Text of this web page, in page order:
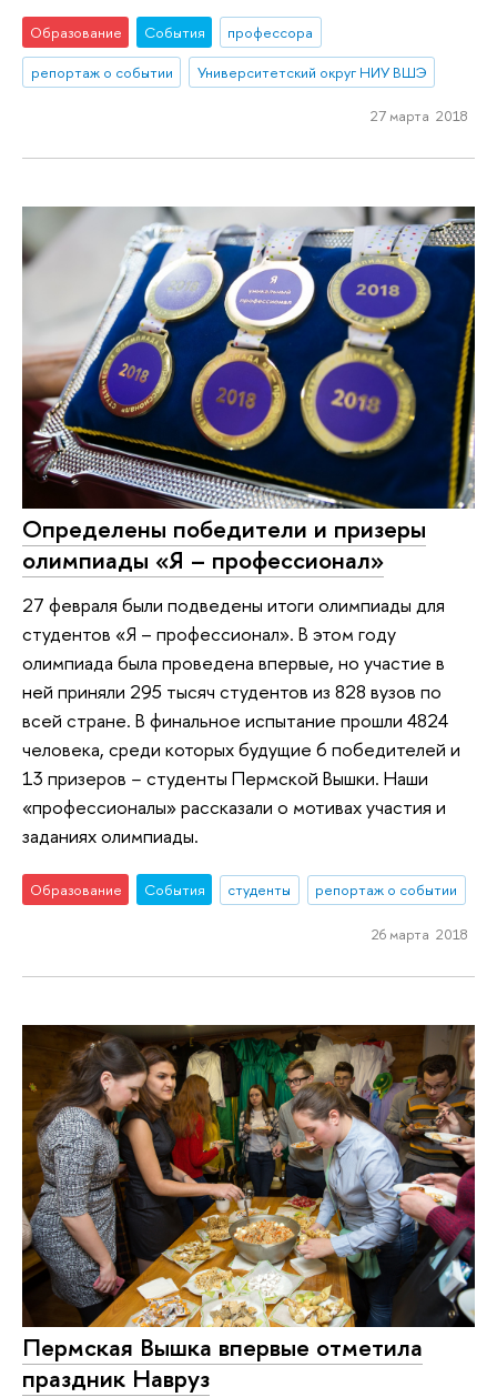
Образование События
профессора
репортаж о событии
Университетский округ НИУ ВШЭ
27 марта 2018
Определены победители и призеры
олимпиады «Я – профессионал»
27 февраля были подведены итоги олимпиады для
студентов «Я – профессионал». В этом году
олимпиада была проведена впервые, но участие в
ней приняли 295 тысяч студентов из 828 вузов по
всей стране. В финальное испытание прошли 4824
человека, среди которых будущие 6 победителей и
13 призеров − студенты Пермской Вышки. Наши
«профессионалы» рассказали о мотивах участия и
заданиях олимпиады.
Образование События студенты репортаж о событии
26 марта 2018
Пермская Вышка впервые отметила
праздник Навруз